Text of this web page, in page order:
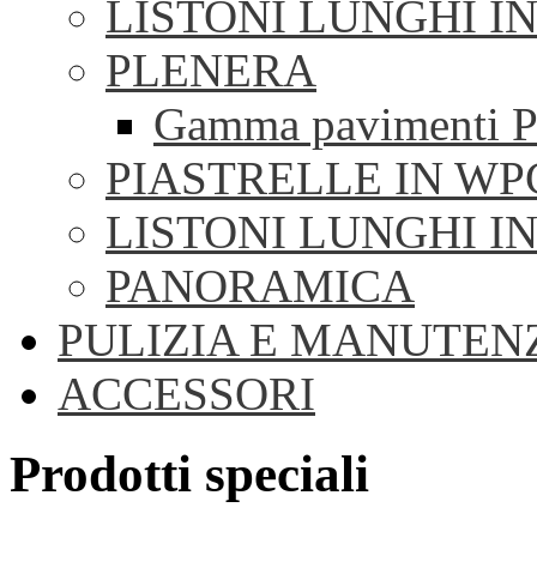
LISTONI LUNGHI
PLENERA
Gamma pavimenti
PIASTRELLE IN
LISTONI LUNGHI
PANORAMICA
PULIZIA E
ACCESSORI
Prodotti speciali